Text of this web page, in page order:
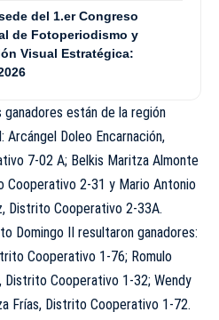
del 1.er Congreso
de Fotoperiodismo y
Visual Estratégica:
están de la región
Arcángel Doleo Encarnación,
7-02 A; Belkis Maritza Almonte
Cooperativo 2-31 y Mario Antonio
Distrito Cooperativo 2-33A.
Domingo II resultaron ganadores:
Cooperativo 1-76; Romulo
Distrito Cooperativo 1-32; Wendy
Frías, Distrito Cooperativo 1-72.